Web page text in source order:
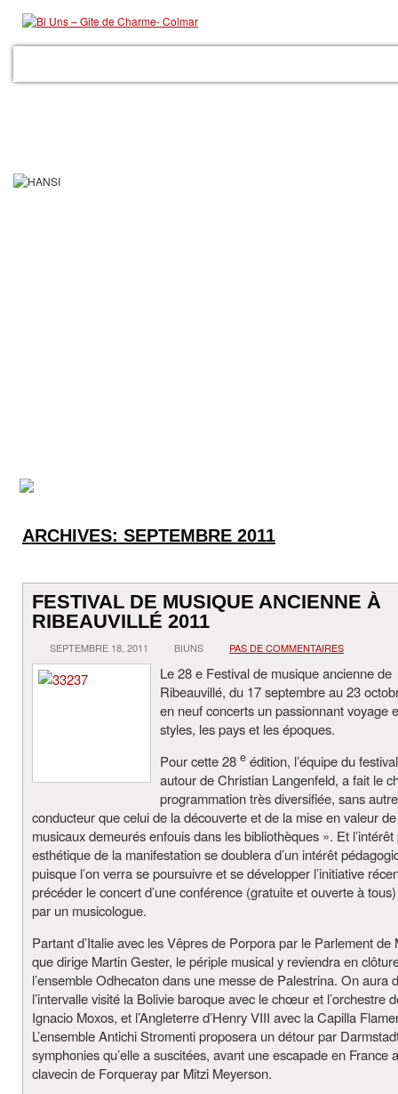
ARCHIVES: SEPTEMBRE 2011
FESTIVAL DE MUSIQUE ANCIENNE À
RIBEAUVILLÉ 2011
SEPTEMBRE 18, 2011 BIUNS PAS DE COMMENTAIRES
Le 28 e Festival de musique ancienne de
Ribeauvillé, du 17 septembre au 23
en neuf concerts un passionnant voyage
styles, les pays et les époques.
Pour cette 28 e édition, l’équipe du
autour de Christian Langenfeld, a fait le
programmation très diversifiée, sans
conducteur que celui de la découverte et de la mise en valeur
musicaux demeurés enfouis dans les bibliothèques ». Et
esthétique de la manifestation se doublera d’un intérêt
puisque l’on verra se poursuivre et se développer l’initiative
précéder le concert d’une conférence (gratuite et ouverte à
par un musicologue.
Partant d’Italie avec les Vêpres de Porpora par le Parlement de
que dirige Martin Gester, le périple musical y reviendra en
l’ensemble Odhecaton dans une messe de Palestrina. On aura
l’intervalle visité la Bolivie baroque avec le chœur et l’orchestre
Ignacio Moxos, et l’Angleterre d’Henry VIII avec la Capilla
L’ensemble Antichi Stromenti proposera un détour par
symphonies qu’elle a suscitées, avant une escapade en France
clavecin de Forqueray par Mitzi Meyerson.